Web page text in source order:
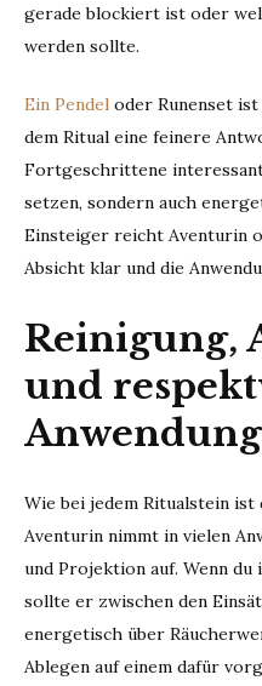
gerade blockiert ist oder
werden sollte.
Ein Pendel oder Runenset ist
dem Ritual eine feinere
Fortgeschrittene
setzen, sondern auch
Einsteiger reicht Aventurin
Absicht klar und die
Reinigung,
und
Anwendung
Wie bei jedem Ritualstein
Aventurin nimmt in vielen
und Projektion auf. Wenn
sollte er zwischen den
energetisch über
Ablegen auf einem dafür